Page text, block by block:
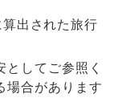
出された旅行
してご参照く
場合があります